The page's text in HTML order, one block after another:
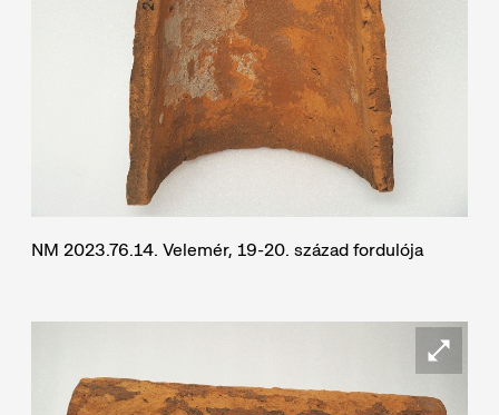
NM 2023.76.14. Velemér, 19-20. század fordulója